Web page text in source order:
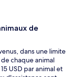
de
dans une limite
chaque animal
USD par animal et